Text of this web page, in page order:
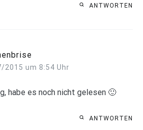
ANTWORTEN
2015 um 8:54 Uhr
habe es noch nicht gelesen 🙂
ANTWORTEN